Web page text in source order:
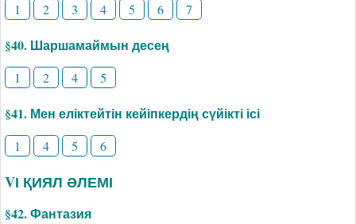
1 2 3 4 5 6 7
§40. Шаршамаймын десең
1 2 4 5
§41. Мен еліктейтін кейіпкердің сүйікті ісі
1 4 5 6
VІ ҚИЯЛ ӘЛЕМІ
§42. Фантазия